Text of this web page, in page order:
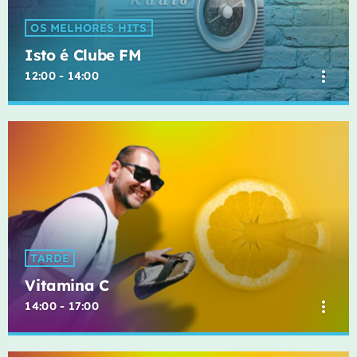
OS MELHORES HITS
Isto é Clube FM
12:00 - 14:00 more_vert
Isto é Clube FM
Os Melhores Hits da Cidade
Aqui, podes contar com mais e melhor música por hora!
close
TARDE
Vitamina C
14:00 - 17:00 more_vert